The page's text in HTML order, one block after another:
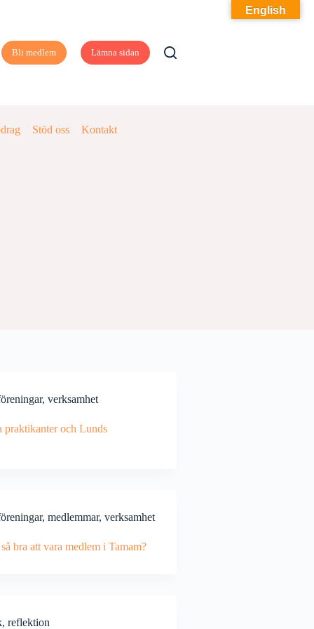
Bli medlem Lämna sidan
Stöd oss Kontakt
,verksamhet
praktikanter och Lunds
,medlemmar,verksamhet
bra att vara medlem i Tamam?
,reflektion
English